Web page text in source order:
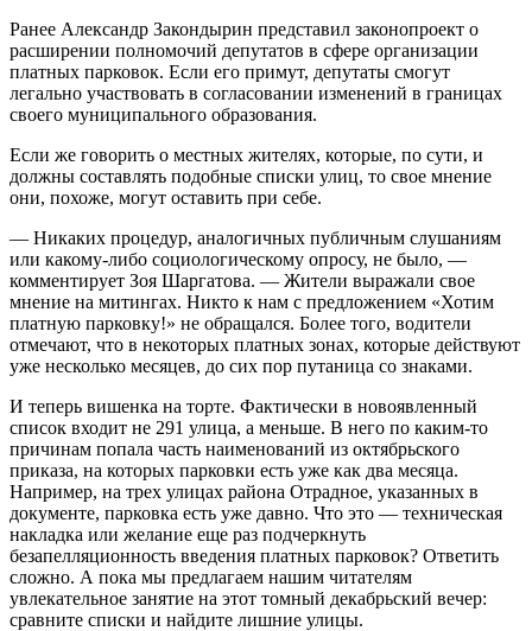
Ранее Александр Закондырин представил законопроект о
расширении полномочий депутатов в сфере организации
платных парковок. Если его примут, депутаты смогут
легально участвовать в согласовании изменений в границах
своего муниципального образования.
Если же говорить о местных жителях, которые, по сути, и
должны составлять подобные списки улиц, то свое мнение
они, похоже, могут оставить при себе.
— Никаких процедур, аналогичных публичным слушаниям
или какому-либо социологическому опросу, не было, —
комментирует Зоя Шаргатова. — Жители выражали свое
мнение на митингах. Никто к нам с предложением «Хотим
платную парковку!» не обращался. Более того, водители
отмечают, что в некоторых платных зонах, которые действуют
уже несколько месяцев, до сих пор путаница со знаками.
И теперь вишенка на торте. Фактически в новоявленный
список входит не 291 улица, а меньше. В него по каким-то
причинам попала часть наименований из октябрьского
приказа, на которых парковки есть уже как два месяца.
Например, на трех улицах района Отрадное, указанных в
документе, парковка есть уже давно. Что это — техническая
накладка или желание еще раз подчеркнуть
безапелляционность введения платных парковок? Ответить
сложно. А пока мы предлагаем нашим читателям
увлекательное занятие на этот томный декабрьский вечер:
сравните списки и найдите лишние улицы.